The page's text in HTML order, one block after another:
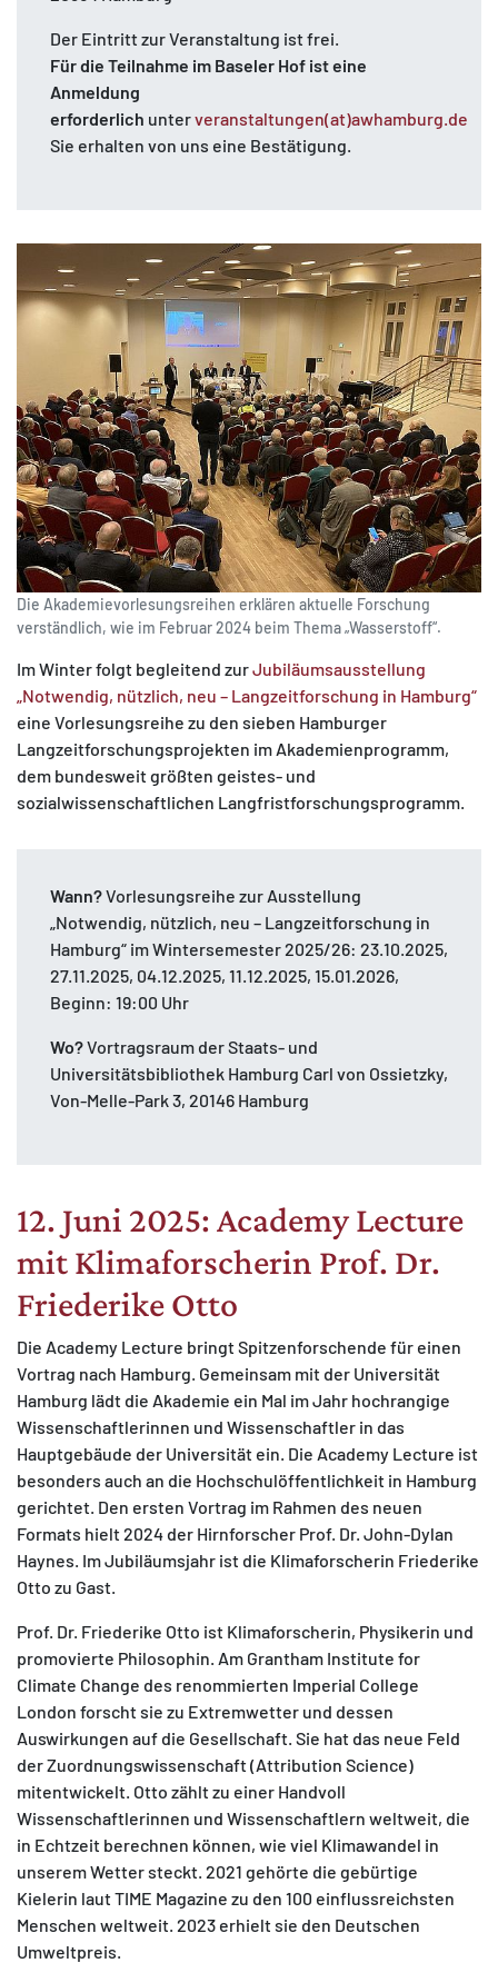
Der Eintritt zur Veranstaltung ist frei.
Für die Teilnahme im Baseler Hof ist eine
Anmeldung
erforderlich unterveranstaltungen(at)awhamburg.de
Sie erhalten von uns eine Bestätigung.
Die Akademie­vorlesungsreihen erklären aktuelle Forschung
verständlich, wie im Februar 2024 beim Thema „Wasserstoff“.
Im Winter folgt begleitend zurJubiläumsausstellung
„Notwendig, nützlich, neu – Langzeitforschung in Hamburg“
eine Vorlesungsreihe zu den sieben Hamburger
Langzeitforschungsprojekten im Akademienprogramm,
dem bundesweit größten geistes- und
sozialwissenschaftlichen Langfristforschungsprogramm.
Wann?Vorlesungsreihe zur Ausstellung
„Notwendig, nützlich, neu – Langzeitforschung in
Hamburg“ im Wintersemester 2025/26: 23.10.2025,
27.11.2025, 04.12.2025, 11.12.2025, 15.01.2026,
Beginn: 19:00 Uhr
Wo?Vortragsraum der Staats- und
Universitätsbibliothek Hamburg Carl von Ossietzky,
Von-Melle-Park 3, 20146 Hamburg
12. Juni 2025: Academy Lecture
mit Klimaforscherin Prof. Dr.
Friederike Otto
Die Academy Lecture bringt Spitzenforschende für einen
Vortrag nach Hamburg. Gemeinsam mit der Universität
Hamburg lädt die Akademie ein Mal im Jahr hochrangige
Wissenschaftlerinnen und Wissenschaftler in das
Hauptgebäude der Universität ein. Die Academy Lecture ist
besonders auch an die Hochschulöffentlichkeit in Hamburg
gerichtet. Den ersten Vortrag im Rahmen des neuen
Formats hielt 2024 der Hirnforscher Prof. Dr. John-Dylan
Haynes. Im Jubiläumsjahr ist die Klimaforscherin Friederike
Otto zu Gast.
Prof. Dr. Friederike Otto ist Klimaforscherin, Physikerin und
promovierte Philosophin. Am Grantham Institute for
Climate Change des renommierten Imperial College
London forscht sie zu Extremwetter und dessen
Auswirkungen auf die Gesellschaft. Sie hat das neue Feld
der Zuordnungswissenschaft (Attribution Science)
mitentwickelt. Otto zählt zu einer Handvoll
Wissenschaftlerinnen und Wissenschaftlern weltweit, die
in Echtzeit berechnen können, wie viel Klimawandel in
unserem Wetter steckt. 2021 gehörte die gebürtige
Kielerin laut TIME Magazine zu den 100 einflussreichsten
Menschen weltweit. 2023 erhielt sie den Deutschen
Umweltpreis.